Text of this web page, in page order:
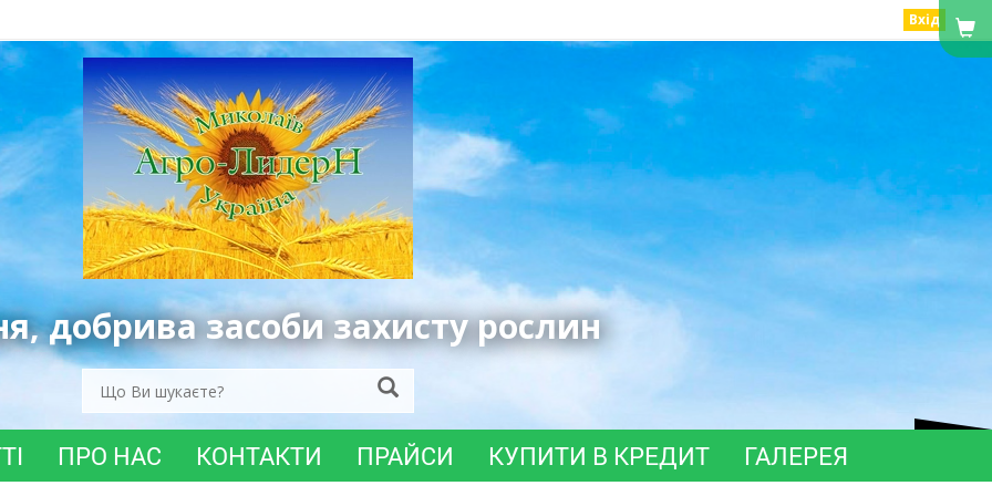
Вхід
добрива засоби захисту рослин
ПРО НАС КОНТАКТИ ПРАЙСИ КУПИТИ В КРЕДИТ ГАЛЕРЕЯ